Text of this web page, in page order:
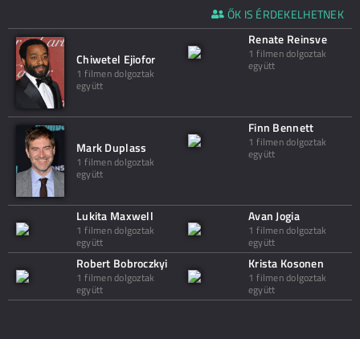
ŐK IS ÉRDEKELHETNEK
Chiwetel Ejiofor
1 filmen dolgoztak
együtt
Renate Reinsve
1 filmen dolgoztak
együtt
Mark Duplass
1 filmen dolgoztak
együtt
Finn Bennett
1 filmen dolgoztak
együtt
Lukita Maxwell
1 filmen dolgoztak
együtt
Avan Jogia
1 filmen dolgoztak
együtt
Robert Bobroczkyi
1 filmen dolgoztak
együtt
Krista Kosonen
1 filmen dolgoztak
együtt